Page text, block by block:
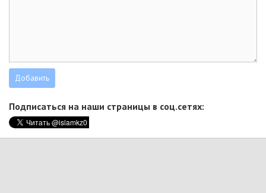
Подписаться на наши страницы в соц.сетях: